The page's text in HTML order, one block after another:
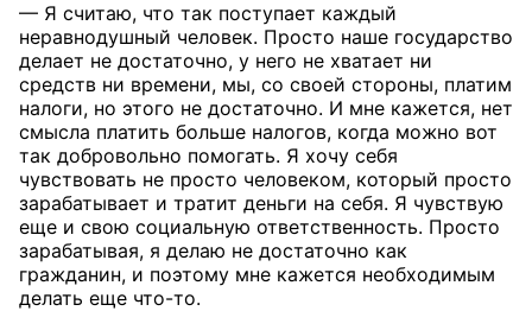
— Я считаю, что так поступает каждый
неравнодушный человек. Просто наше государство
делает не достаточно, у него не хватает ни
средств ни времени, мы, со своей стороны, платим
налоги, но этого не достаточно. И мне кажется, нет
смысла платить больше налогов, когда можно вот
так добровольно помогать. Я хочу себя
чувствовать не просто человеком, который просто
зарабатывает и тратит деньги на себя. Я чувствую
еще и свою социальную ответственность. Просто
зарабатывая, я делаю не достаточно как
гражданин, и поэтому мне кажется необходимым
делать еще что-то.